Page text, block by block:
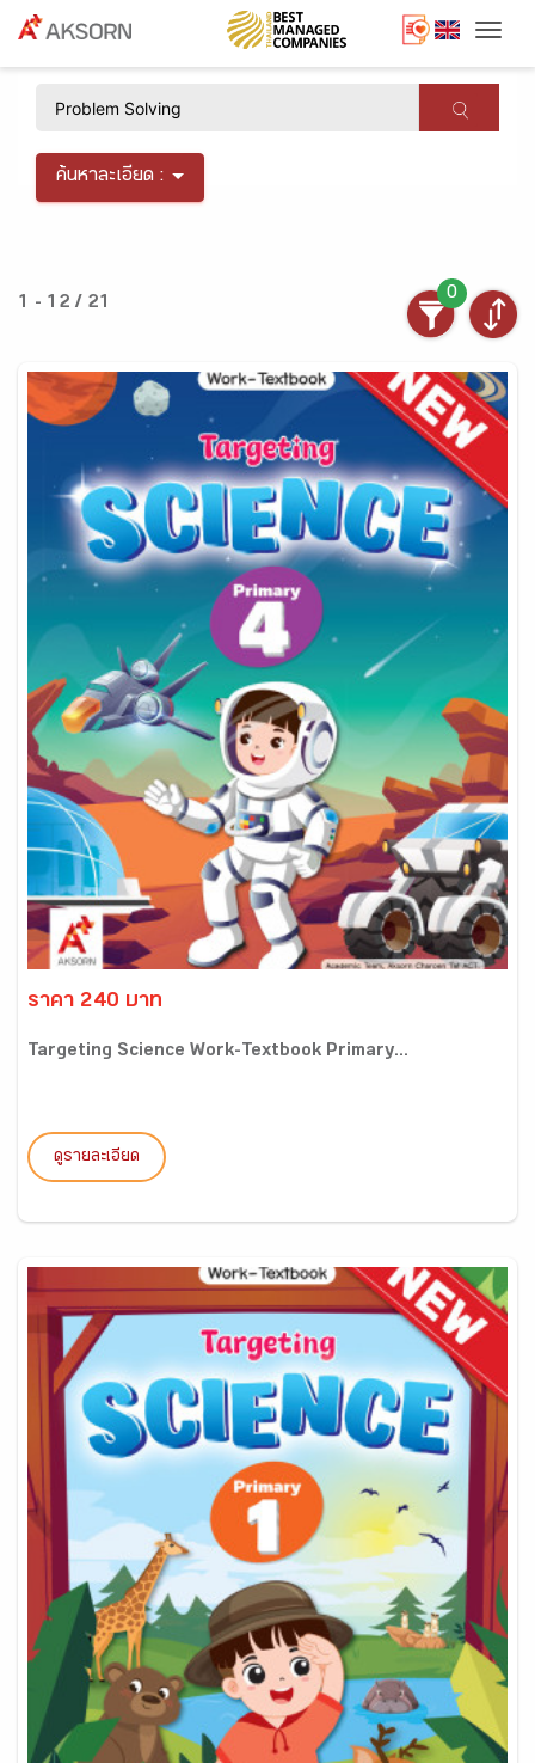
ค้นหาละเอียด :
1 - 12 / 21
0
ราคา 240 บาท
Targeting Science Work-Textbook Primary...
ดูรายละเอียด